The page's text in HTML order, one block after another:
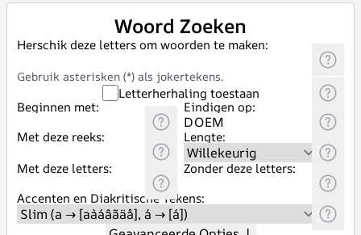
Woord Zoeken
Herschik deze letters om woorden te maken:
Gebruik asterisken (*) als jokertekens.
Letterherhaling toestaan
Beginnen met:
Eindigen op:
Met deze reeks:
Lengte:
Met deze letters:
Zonder deze letters:
Accenten en Diakritische Tekens: